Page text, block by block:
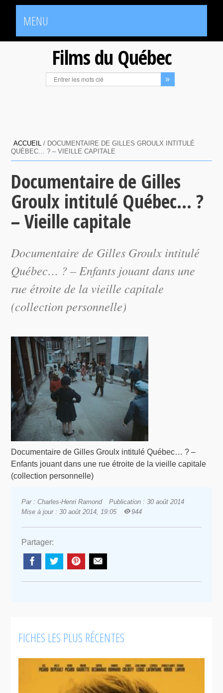
MENU
Films du Québec
ACCUEIL / DOCUMENTAIRE DE GILLES GROULX INTITULÉ
QUÉBEC… ? – VIEILLE CAPITALE
Documentaire de Gilles
Groulx intitulé Québec… ?
– Vieille capitale
Documentaire de Gilles Groulx intitulé
Québec… ? – Enfants jouant dans une
rue étroite de la vieille capitale
(collection personnelle)
Documentaire de Gilles Groulx intitulé Québec… ? –
Enfants jouant dans une rue étroite de la vieille capitale
(collection personnelle)
Par : Charles-Henri Ramond
Publication : 30 août 2014
Mise à jour : 30 août 2014, 19:05
944
Partager:
FICHES LES PLUS RÉCENTES